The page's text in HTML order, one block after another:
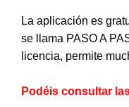
La aplicación es
se llama PASO A
licencia, permite
Podéis consultar